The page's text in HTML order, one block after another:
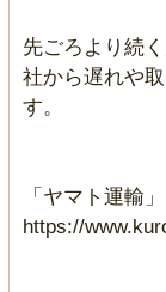
先ごろより続
社から遅れや
す。
「ヤマト運輸」
https://